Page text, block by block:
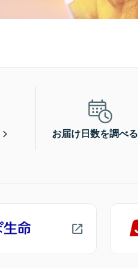
お届け日数を調べる